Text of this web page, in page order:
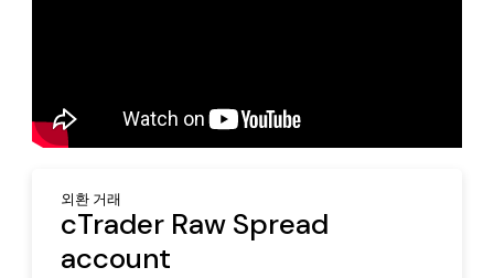
외환 거래
cTrader Raw Spread
account